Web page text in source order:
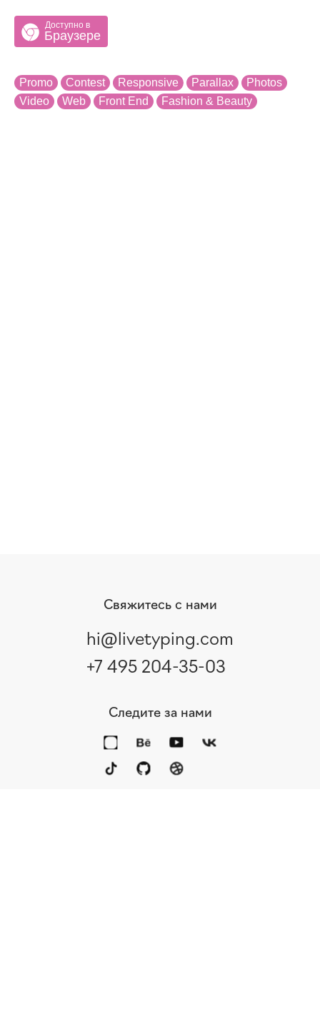
Доступно в
Браузере
Promo Contest Responsive Parallax
Photos
Video
Web Front End Fashion & Beauty
Свяжитесь с нами
hi@livetyping.com
+7 495 204-35-03
Следите за нами